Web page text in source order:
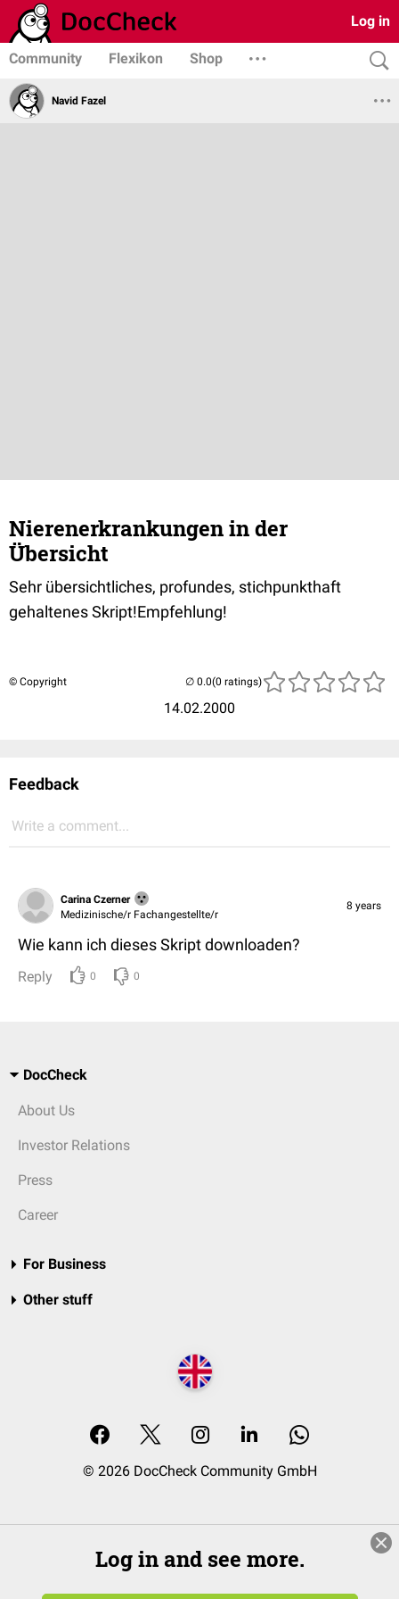
Log in
Community Flexikon Shop
Navid Fazel
Nierenerkrankungen in der
Übersicht
Sehr übersichtliches, profundes, stichpunkthaft
gehaltenes Skript!Empfehlung!
© Copyright
14.02.2000
(0 ratings)
Feedback
Write a comment...
Carina Czerner
Medizinische/r Fachangestellte/r
8 years
Wie kann ich dieses Skript downloaden?
Reply 0 0
DocCheck
About Us
Investor Relations
Press
Career
For Business
Other stuff
© 2026 DocCheck Community GmbH
Log in and see more.